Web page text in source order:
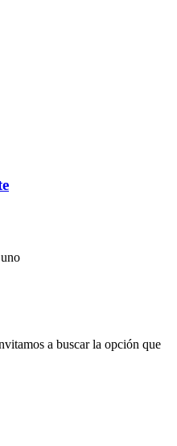
a buscar la opción que